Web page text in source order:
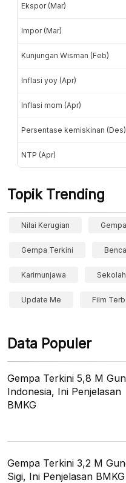
Ekspor (Mar)
Impor (Mar)
Kunjungan Wisman (Feb)
Inflasi yoy (Apr)
Inflasi mom (Apr)
Persentase kemiskinan (Des)
NTP (Apr)
Topik Trending
Nilai Kerugian
Gempa Terkini
Karimunjawa
Update Me Film
Data Populer
Gempa Terkini 5,8 M
Indonesia, Ini Penjelasan
BMKG
Gempa Terkini 3,2 M
Sigi, Ini Penjelasan BMKG